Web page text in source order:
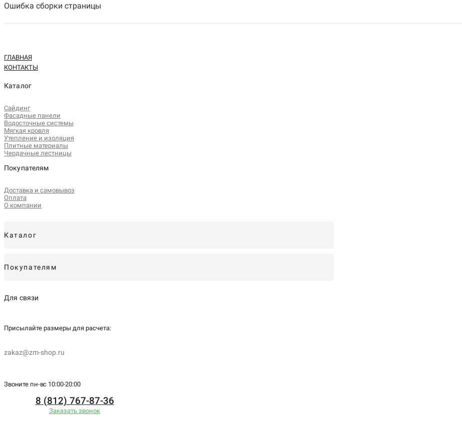
Ошибка сборки страницы
ГЛАВНАЯ
КОНТАКТЫ
Каталог
Сайдинг
Фасадные панели
Водосточные системы
Мягкая кровля
Утепление и изоляция
Плитные материалы
Чердачные лестницы
Покупателям
Доставка и самовывоз
Оплата
О компании
Каталог
Покупателям
Для связи
Присылайте размеры для расчета:
zakaz@zm-shop.ru
Звоните пн-вс 10:00-20:00
8 (812) 767-87-36
Заказать звонок